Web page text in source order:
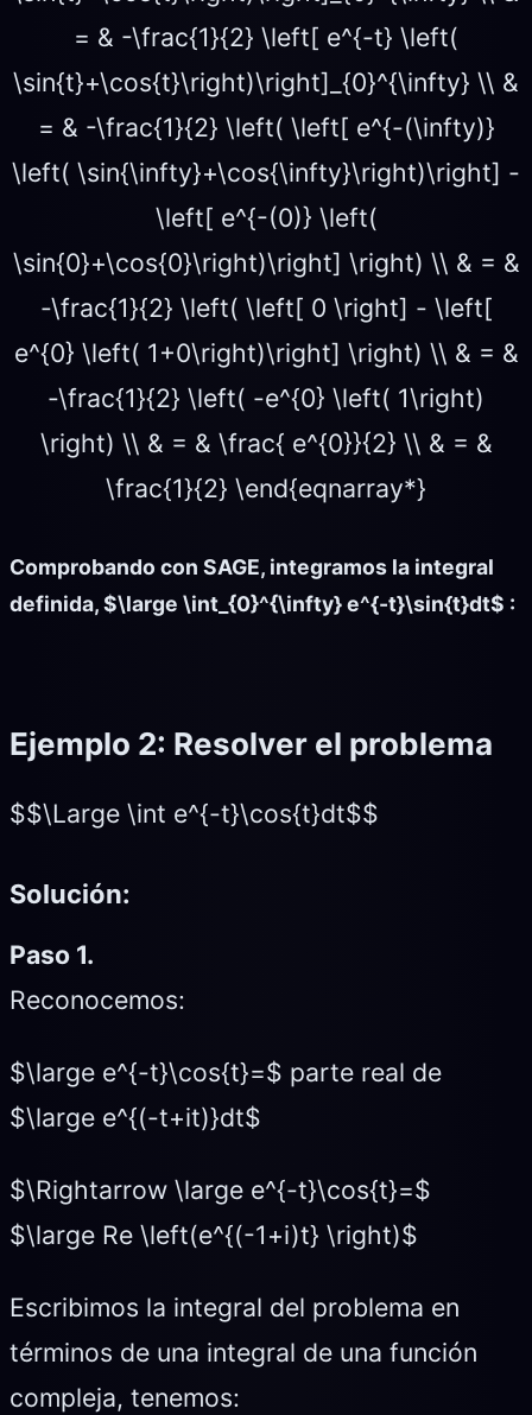
= & -\frac{1}{2} \left[ e^{-t} \left(
\sin{t}+\cos{t}\right)\right]_{0}^{\infty} \\ &
= & -\frac{1}{2} \left( \left[ e^{-(\infty)}
\left( \sin{\infty}+\cos{\infty}\right)\right] -
\left[ e^{-(0)} \left(
\sin{0}+\cos{0}\right)\right] \right) \\ & = &
-\frac{1}{2} \left( \left[ 0 \right] - \left[
e^{0} \left( 1+0\right)\right] \right) \\ & = &
-\frac{1}{2} \left( -e^{0} \left( 1\right)
\right) \\ & = & \frac{ e^{0}}{2} \\ & = &
\frac{1}{2} \end{eqnarray*}
Comprobando con SAGE, integramos la integral
definida, $\large \int_{0}^{\infty} e^{-t}\sin{t}dt$ :
Ejemplo 2: Resolver el problema
$$\Large \int e^{-t}\cos{t}dt$$
Solución:
Paso 1.
Reconocemos:
$\large e^{-t}\cos{t}=$ parte real de
$\large e^{(-t+it)}dt$
$\Rightarrow \large e^{-t}\cos{t}=$
$\large Re \left(e^{(-1+i)t} \right)$
Escribimos la integral del problema en
términos de una integral de una función
compleja, tenemos: